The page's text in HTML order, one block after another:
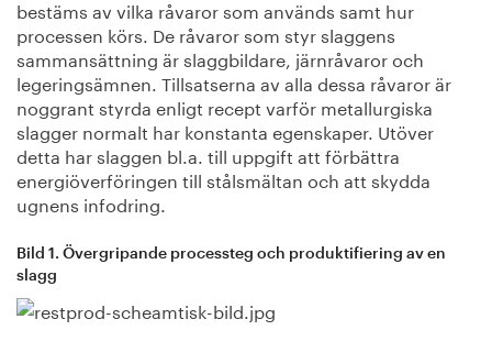
bestäms av vilka råvaror som används samt hur
processen körs. De råvaror som styr slaggens
sammansättning är slaggbildare, järnråvaror och
legeringsämnen. Tillsatserna av alla dessa råvaror är
noggrant styrda enligt recept varför metallurgiska
slagger normalt har konstanta egenskaper. Utöver
detta har slaggen bl.a. till uppgift att förbättra
energiöverföringen till stålsmältan och att skydda
ugnens infodring.
Bild 1. Övergripande processteg och produktifiering av en
slagg